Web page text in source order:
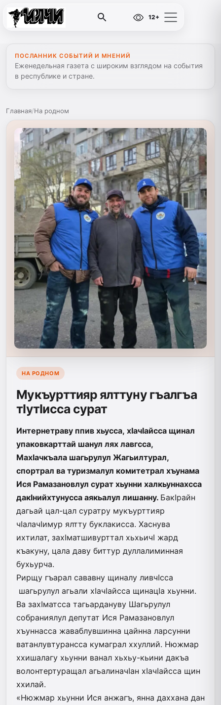
12+
ПОСЛАННИК СОБЫТИЙ И МНЕНИЙ
Еженедельная газета с широким взглядом на события
в республике и стране.
Главная/На родном
НА РОДНОМ
Мукъурттияр ялттуну гъалгъа
тIутIисса сурат
Интернетраву ппив хьусса, хIачIайсса щинал
упаковкарттай шанул лях лавгсса,
МахIачкъала шагьрулул Жагьилтурал,
спортрал ва туризмалул комитетрал хъунама
Ися Рамазановлул сурат хьунни халкьуннахсса
дакIнийхтунусса аякьалул лишанну. БакIрайн
дагьай цал-цал суратру мукъурттияр
чIалачIимур ялтту буклакисса. Хаснува
ихтилат, захIматшивурттал хьхьичI жард
къакуну, цала даву биттур дуллалиминная
бухьурча.
Рирщу гъарал сававну щиналу ливчIсса
шагьрулул агьали хIачIайсса щинацIа хьунни.
Ва захIматсса тагьардануву Шагьрулул
собраниялул депутат Ися Рамазановлул
хъуннасса жаваблувшинна цайнна ларсунни
ватанлувтурансса кумаграл ххуллий. Нюжмар
ххишалагу хьунни ванал хьхьу-кьини дакъа
волонтертуращал агьалиначIан хIачIайсса щин
ххилай.
«Нюжмар хьунни Ися анжагъ, янна даххана дан